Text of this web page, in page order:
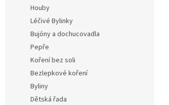
Houby
Léčivé Bylinky
Bujóny a dochucovadla
Pepře
Koření bez soli
Bezlepkové koření
Byliny
Dětská řada